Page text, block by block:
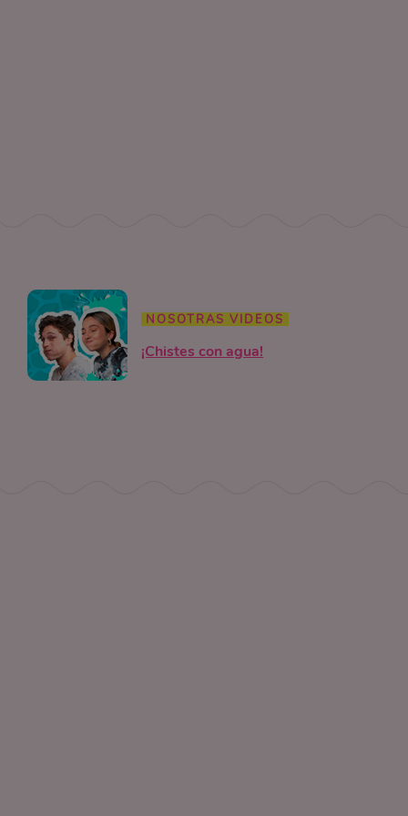
NOSOTRAS VIDEOS
¡Chistes con agua!